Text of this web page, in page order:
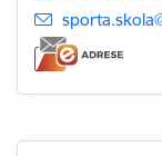
E-pasts: